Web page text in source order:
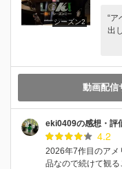
シーズン2
“ア
出
動画配信
eki0409の感想・評
4.2
2026年7作目のア
品なので続けて観